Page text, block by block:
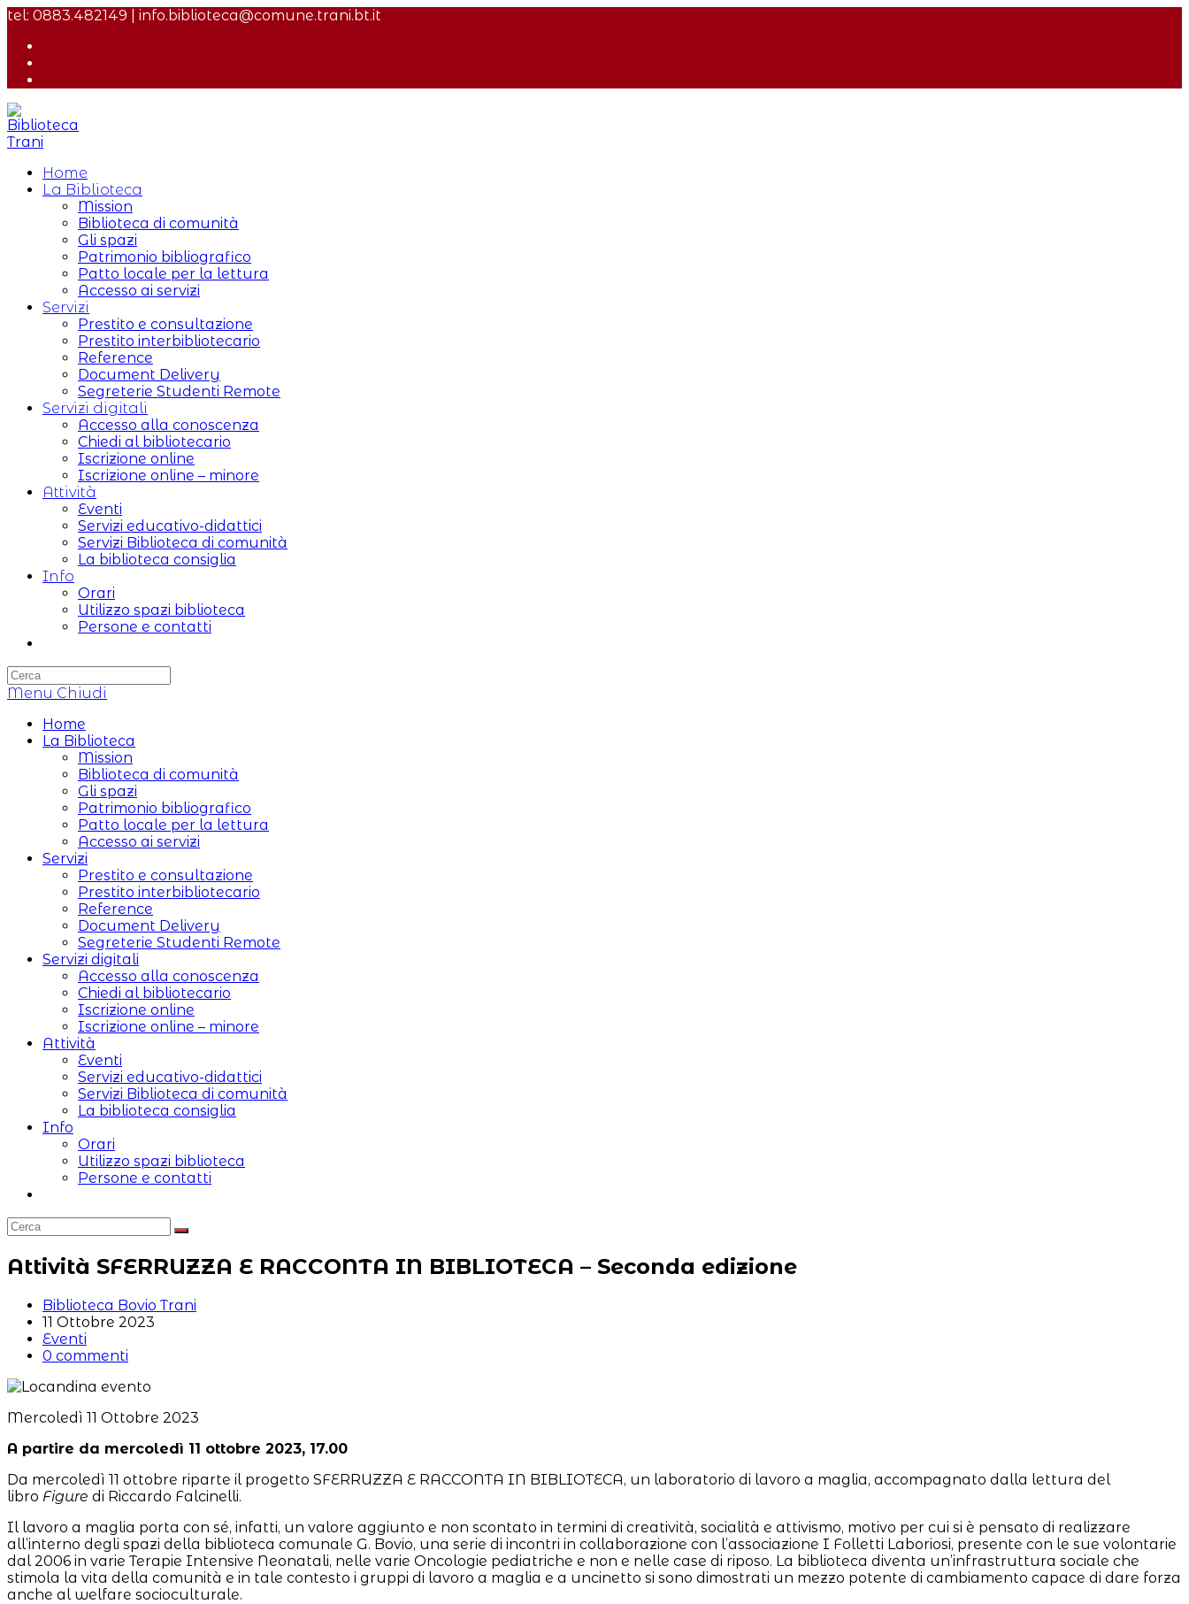
Salta
contenuto
tel: 0883.482149 | info.biblioteca@comune.trani.bt.it
Home
La Biblioteca
Mission
Biblioteca di comunità
Gli spazi
Patrimonio bibliografico
Patto locale per la lettura
Accesso ai servizi
Servizi
Prestito e consultazione
Prestito interbibliotecario
Reference
Document Delivery
Segreterie Studenti Remote
Servizi digitali
Accesso alla conoscenza
Chiedi al bibliotecario
Iscrizione online
Iscrizione online – minore
Attività
Eventi
Servizi educativo-didattici
Servizi Biblioteca di comunità
La biblioteca consiglia
Info
Orari
Utilizzo spazi biblioteca
Persone e contatti
sul
web
Menu Chiudi
Home
La Biblioteca
Mission
Biblioteca di comunità
Gli spazi
Patrimonio bibliografico
Patto locale per la lettura
Accesso ai servizi
Servizi
Prestito e consultazione
Prestito interbibliotecario
Reference
Document Delivery
Segreterie Studenti Remote
Servizi digitali
Accesso alla conoscenza
Chiedi al bibliotecario
Iscrizione online
Iscrizione online – minore
Attività
Eventi
Servizi educativo-didattici
Servizi Biblioteca di comunità
La biblioteca consiglia
Info
Orari
Utilizzo spazi biblioteca
Persone e contatti
sito
web
Attività SFERRUZZA E RACCONTA IN BIBLIOTECA – Seconda edizione
Autore
dell'articolo:
Biblioteca Bovio Trani
Articolo
pubblicato:
11 Ottobre 2023
Categoria
dell'articolo:
Eventi
Commenti
0 commenti
Mercoledì 11 Ottobre 2023
A partire da mercoledì 11 ottobre 2023, 17.00
Da mercoledì 11 ottobre riparte il progetto SFERRUZZA E RACCONTA IN BIBLIOTECA, un laboratorio di lavoro a maglia, accompagnato dalla lettura del
libro Figure di Riccardo Falcinelli.
Il lavoro a maglia porta con sé, infatti, un valore aggiunto e non scontato in termini di creatività, socialità e attivismo, motivo per cui si è pensato di realizzare
all’interno degli spazi della biblioteca comunale G. Bovio, una serie di incontri in collaborazione con l’associazione I Folletti Laboriosi, presente con le sue volontarie
dal 2006 in varie Terapie Intensive Neonatali, nelle varie Oncologie pediatriche e non e nelle case di riposo. La biblioteca diventa un’infrastruttura sociale che
stimola la vita della comunità e in tale contesto i gruppi di lavoro a maglia e a uncinetto si sono dimostrati un mezzo potente di cambiamento capace di dare forza
anche al welfare socioculturale.